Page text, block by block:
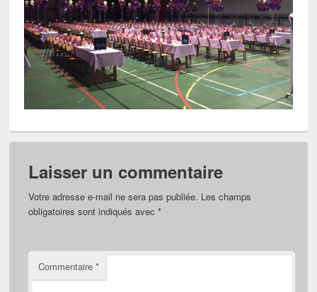
Laisser un commentaire
Votre adresse e-mail ne sera pas publiée. Les champs
obligatoires sont indiqués avec*
Commentaire*